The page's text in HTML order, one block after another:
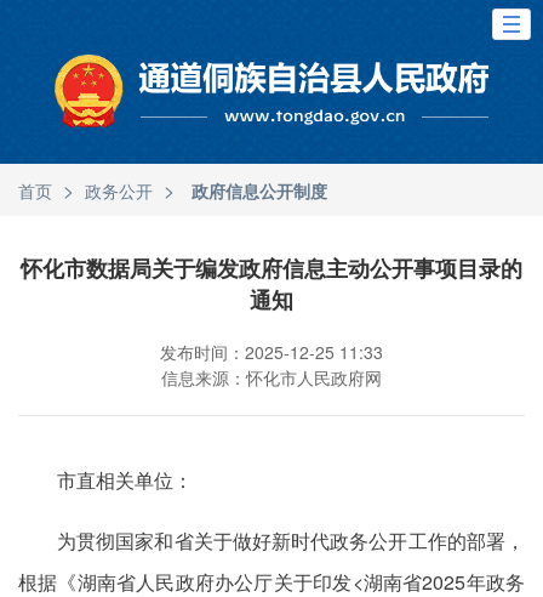
首页 > 政务公开 > 政府信息公开制度
怀化市数据局关于编发政府信息主动公开事项目录的
通知
发布时间：2025-12-25 11:33
信息来源：怀化市人民政府网
市直相关单位：
为贯彻国家和省关于做好新时代政务公开工作的部署，
根据《湖南省人民政府办公厅关于印发<湖南省2025年政务